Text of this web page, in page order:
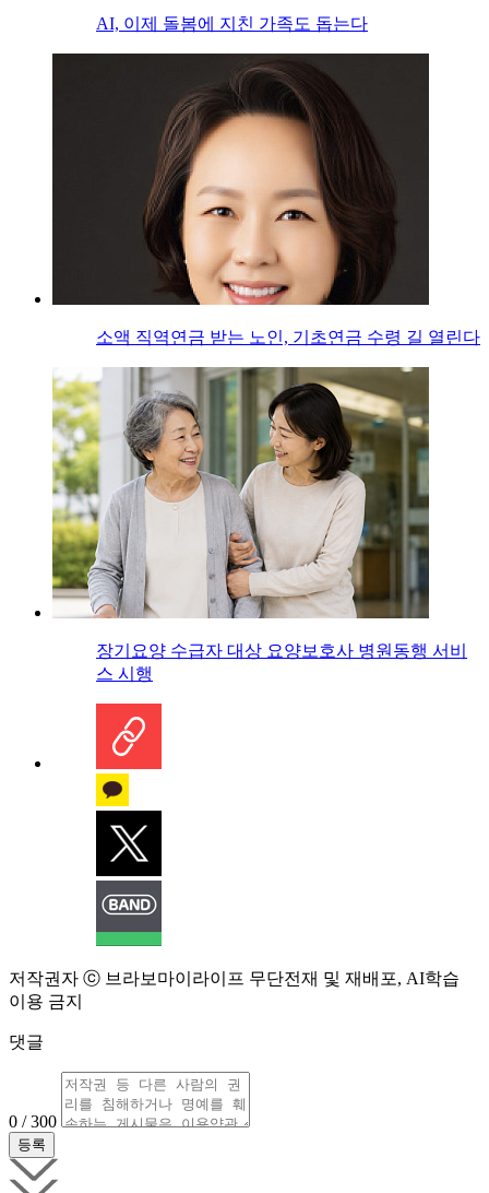
AI, 이제 돌봄에 지친 가족도 돕는다
소액 직역연금 받는 노인, 기초연금 수령 길 열린다
장기요양 수급자 대상 요양보호사 병원동행 서비
스 시행
저작권자 ⓒ 브라보마이라이프 무단전재 및 재배포, AI학습
이용 금지
댓글
0 / 300